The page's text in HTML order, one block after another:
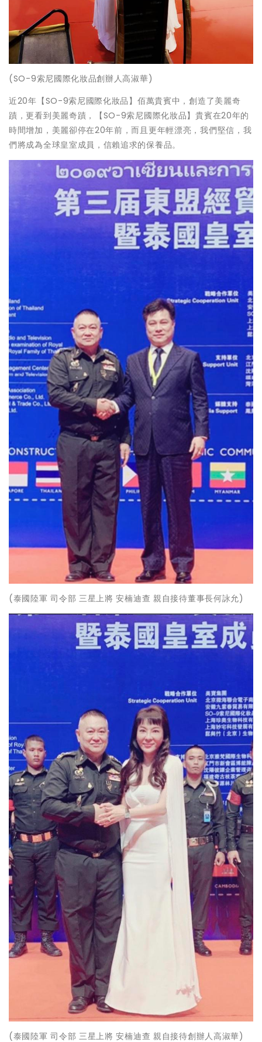
(SO-9索尼國際化妝品創辦人高淑華)
近20年【SO-9索尼國際化妝品】佰萬貴賓中，創造了美麗奇
蹟，更看到美麗奇蹟，【SO-9索尼國際化妝品】貴賓在20年的
時間增加，美麗卻停在20年前，而且更年輕漂亮，我們堅信，我
們將成為全球皇室成員，信賴追求的保養品。
(泰國陸軍 司令部 三星上將 安楠迪查 親自接待董事長何詠允)
(泰國陸軍 司令部 三星上將 安楠迪查 親自接待創辦人高淑華)